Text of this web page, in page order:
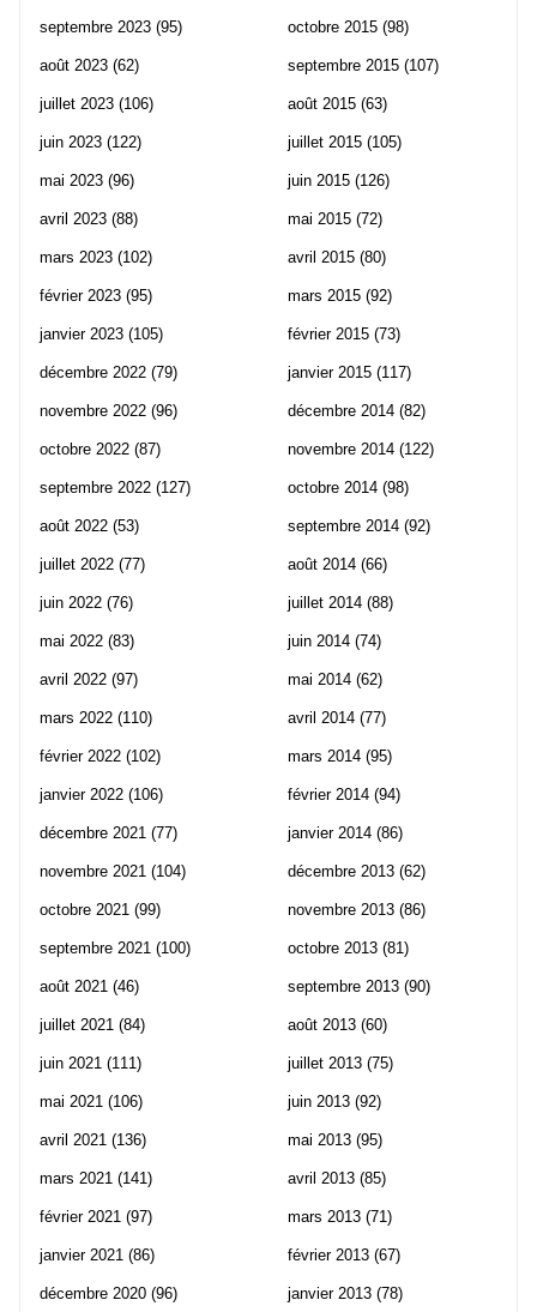
septembre 2023 (95)
août 2023 (62)
juillet 2023 (106)
juin 2023 (122)
mai 2023 (96)
avril 2023 (88)
mars 2023 (102)
février 2023 (95)
janvier 2023 (105)
décembre 2022 (79)
novembre 2022 (96)
octobre 2022 (87)
septembre 2022 (127)
août 2022 (53)
juillet 2022 (77)
juin 2022 (76)
mai 2022 (83)
avril 2022 (97)
mars 2022 (110)
février 2022 (102)
janvier 2022 (106)
décembre 2021 (77)
novembre 2021 (104)
octobre 2021 (99)
septembre 2021 (100)
août 2021 (46)
juillet 2021 (84)
juin 2021 (111)
mai 2021 (106)
avril 2021 (136)
mars 2021 (141)
février 2021 (97)
janvier 2021 (86)
décembre 2020 (96)
octobre 2015 (98)
septembre 2015 (107)
août 2015 (63)
juillet 2015 (105)
juin 2015 (126)
mai 2015 (72)
avril 2015 (80)
mars 2015 (92)
février 2015 (73)
janvier 2015 (117)
décembre 2014 (82)
novembre 2014 (122)
octobre 2014 (98)
septembre 2014 (92)
août 2014 (66)
juillet 2014 (88)
juin 2014 (74)
mai 2014 (62)
avril 2014 (77)
mars 2014 (95)
février 2014 (94)
janvier 2014 (86)
décembre 2013 (62)
novembre 2013 (86)
octobre 2013 (81)
septembre 2013 (90)
août 2013 (60)
juillet 2013 (75)
juin 2013 (92)
mai 2013 (95)
avril 2013 (85)
mars 2013 (71)
février 2013 (67)
janvier 2013 (78)